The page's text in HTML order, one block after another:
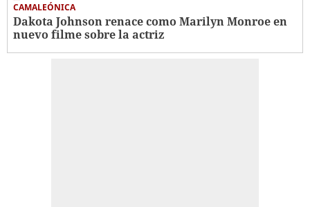
CAMALEÓNICA
Dakota Johnson renace como Marilyn Monroe en
nuevo filme sobre la actriz